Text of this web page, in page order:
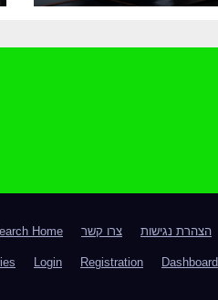
הצהרת נגישות צרו קשר Home
Dashboard
Registration
Login